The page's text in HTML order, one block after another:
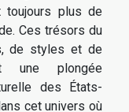
toujours plus de
Ces trésors du
de styles et de
une plongée
des États-
cet univers où